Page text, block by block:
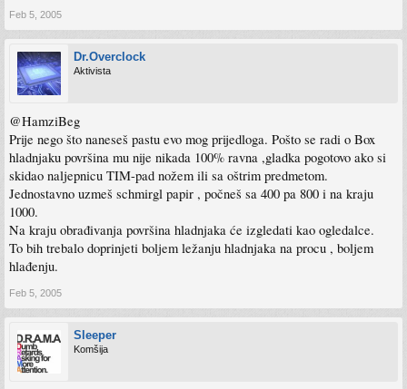
Feb 5, 2005
Dr.Overclock
Aktivista
@HamziBeg
Prije nego što naneseš pastu evo mog prijedloga. Pošto se radi o Box
hladnjaku površina mu nije nikada 100% ravna ,gladka pogotovo ako si
skidao naljepnicu TIM-pad nožem ili sa oštrim predmetom.
Jednostavno uzmeš schmirgl papir , počneš sa 400 pa 800 i na kraju
1000.
Na kraju obrađivanja površina hladnjaka će izgledati kao ogledalce.
To bih trebalo doprinjeti boljem ležanju hladnjaka na procu , boljem
hlađenju.
Feb 5, 2005
Sleeper
Komšija